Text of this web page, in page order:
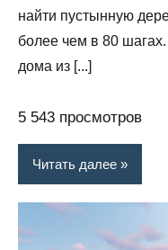
найти пустынную
более чем в 80
дома из [...]
5 543 просмотров
Читать далее